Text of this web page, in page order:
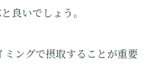
良いでしょう。
ミングで摂取することが重要